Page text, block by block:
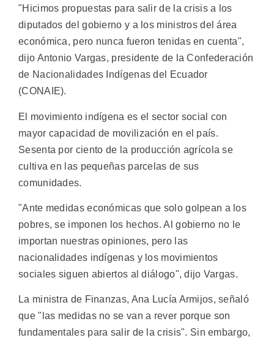
"Hicimos propuestas para salir de la crisis a los
diputados del gobierno y a los ministros del área
económica, pero nunca fueron tenidas en cuenta",
dijo Antonio Vargas, presidente de la Confederación
de Nacionalidades Indígenas del Ecuador
(CONAIE).
El movimiento indígena es el sector social con
mayor capacidad de movilización en el país.
Sesenta por ciento de la producción agrícola se
cultiva en las pequeñas parcelas de sus
comunidades.
"Ante medidas económicas que solo golpean a los
pobres, se imponen los hechos. Al gobierno no le
importan nuestras opiniones, pero las
nacionalidades indígenas y los movimientos
sociales siguen abiertos al diálogo", dijo Vargas.
La ministra de Finanzas, Ana Lucía Armijos, señaló
que "las medidas no se van a rever porque son
fundamentales para salir de la crisis". Sin embargo,